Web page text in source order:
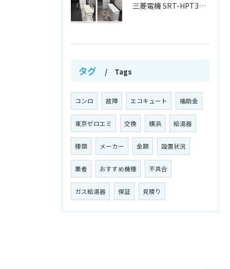
三菱電機 SRT-HPT37W7 から
タグ Tags
コンロ 故障 エコキュート 補助金
東京ゼロエミ 交換 横浜 給湯器
種類 メーカー 金額 設置状況
業者 おすすめ機種 不具合
ガス給湯器 保証 見積り